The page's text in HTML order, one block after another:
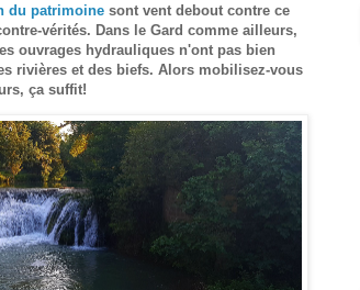
du patrimoine sont vent debout contre ce
vérités. Dans le Gard comme ailleurs,
ouvrages hydrauliques n'ont pas bien
rivières et des biefs. Alors mobilisez-vous
ça suffit!